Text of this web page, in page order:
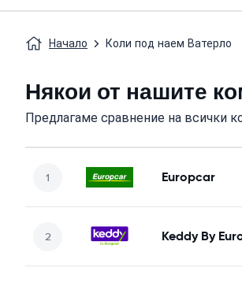
Начало Коли под наем Ватерло
Някои от нашите
Предлагаме сравнение на всички
Europcar
Keddy By